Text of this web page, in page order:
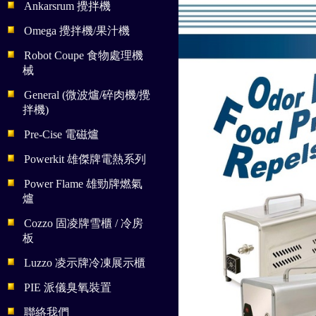
Ankarsrum 攪拌機
Omega 攪拌機/果汁機
Robot Coupe 食物處理機
械
General (微波爐/碎肉機/攪
拌機)
Pre-Cise 電磁爐
Powerkit 雄傑牌電熱系列
Power Flame 雄勁牌燃氣
爐
Cozzo 固凌牌雪櫃 / 冷房
板
Luzzo 凌示牌冷凍展示櫃
PIE 派儀臭氧裝置
聯絡我們